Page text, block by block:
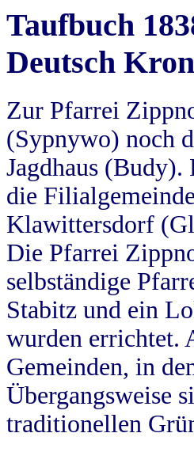
Taufbuch
Deutsch
Zur Pfarrei
(Sypnywo) noch
Jagdhaus (Budy).
die
Klawittersdorf
Die Pfarrei
selbständige
Stabitz und ein
wurden errichtet.
Gemeinden, in
Übergangsweise
traditionellen